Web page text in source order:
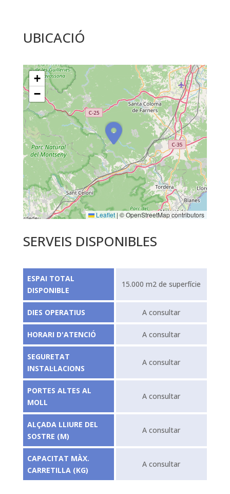
UBICACIÓ
+
−
Leaflet | © OpenStreetMap contributors
SERVEIS DISPONIBLES
ESPAI TOTAL
DISPONIBLE
15.000 m2 de superfície
DIES OPERATIUS A consultar
HORARI D'ATENCIÓ A consultar
SEGURETAT
INSTAL·LACIONS
A consultar
PORTES ALTES AL
MOLL
A consultar
ALÇADA LLIURE DEL
SOSTRE (M)
A consultar
CAPACITAT MÀX.
CARRETILLA (KG)
A consultar